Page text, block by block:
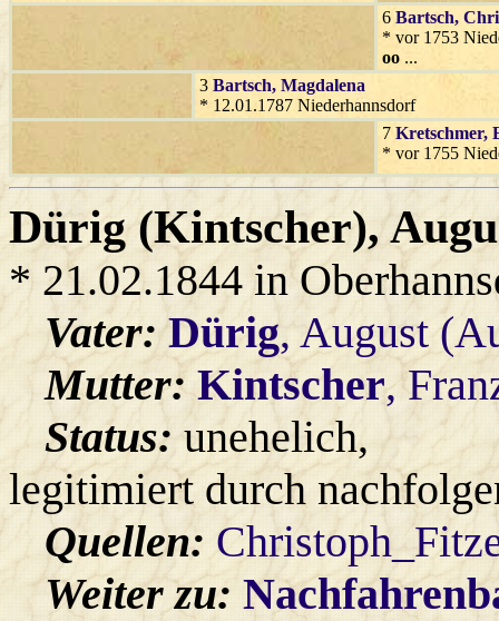
6 Bartsch,
* vor 1753
oo ...
3 Bartsch, Magdalena
* 12.01.1787 Niederhannsdorf
7 Kretschmer,
* vor 1755
Dürig (Kintscher),
* 21.02.1844 in
Vater:Dürig, August
Mutter:Kintscher,
Status:unehelich,
legitimiert durch
Quellen:
Weiter zu: